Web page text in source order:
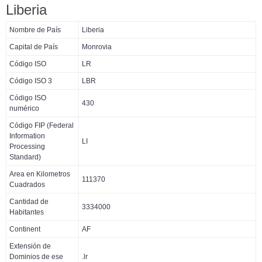
Liberia
Nombre de País Liberia
Capital de País Monrovia
Código ISO LR
Código ISO 3 LBR
Código ISO
numérico
430
Código FIP (Federal
Information
Processing
Standard)
LI
Area en Kilometros
Cuadrados
111370
Cantidad de
Habitantes
3334000
Continent AF
Extensión de
Dominios de ese
.lr